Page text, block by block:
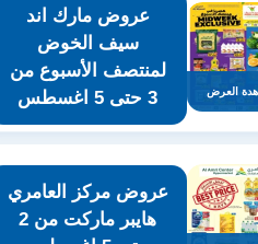
العرض
عروض مارك اند
سيف الخوض
لمنتصف الأسبوع من
3 حتى 5 اغسطس
عروض مركز العامري
هايبر ماركت من 2